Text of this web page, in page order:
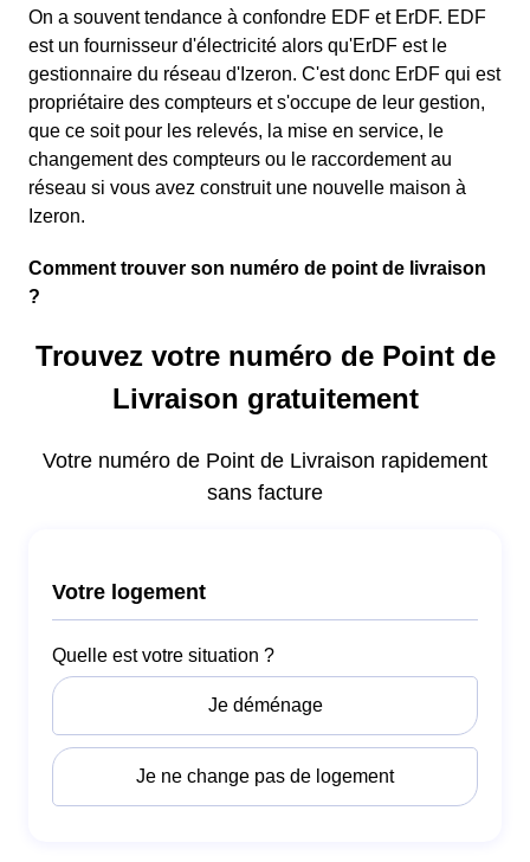
On a souvent tendance à confondre EDF et ErDF. EDF
est un fournisseur d'électricité alors qu'ErDF est le
gestionnaire du réseau d'Izeron. C'est donc ErDF qui est
propriétaire des compteurs et s'occupe de leur gestion,
que ce soit pour les relevés, la mise en service, le
changement des compteurs ou le raccordement au
réseau si vous avez construit une nouvelle maison à
Izeron.
Comment trouver son numéro de point de livraison
?